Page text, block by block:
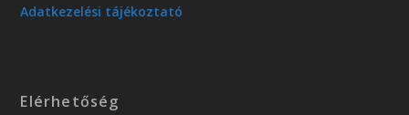
Adatkezelési tájékoztató
Elérhetőség